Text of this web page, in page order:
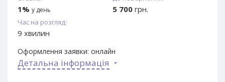
1% у день 5 700 грн.
Час на розгляд:
9 хвилин
Оформлення заявки: онлайн
Детальна інформація